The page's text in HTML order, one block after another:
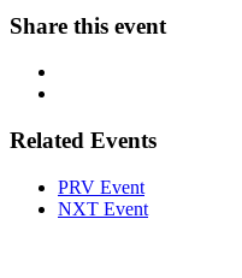
Share this event
Related Events
PRV Event
NXT Event